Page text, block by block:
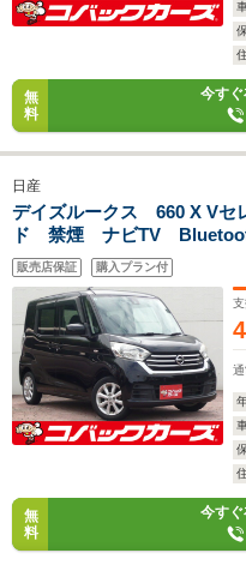
無
料
今す
日産
デイズルークス 660 X V
ド 禁煙 ナビTV
トキー DVD再生 純正14ア
販売店保証 購入プラン付
無
料
今す